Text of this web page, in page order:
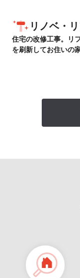
リノベ・
住宅の改修工事。リ
を刷新してお住いの